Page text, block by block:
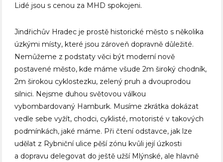
Lidé jsou s cenou za MHD spokojeni.
Jindřichův Hradec je prostě historické město s několika
úzkými místy, které jsou zároveň dopravně důležité.
Nemůžeme z podstaty věci být moderní nově
postavené město, kde máme všude 2m široký chodník,
2m širokou cyklostezku, zelený pruh a dvouprodou
silnici. Nejsme duhou světovou válkou
vybombardovaný Hamburk. Musíme zkrátka dokázat
vedle sebe vyžít, chodci, cyklisté, motoristé v takových
podmínkách, jaké máme. Při čtení odstavce, jak lze
udělat z Rybniční ulice pěší zónu kvůli její úzkosti
a dopravu delegovat do ještě užší Mlýnské, ale hlavně